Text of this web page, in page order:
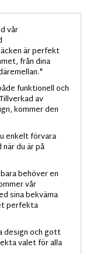
vår
är perfekt
från dina
funktionell och
av
kommer den
enkelt förvara
du är på
behöver en
vår
sina bekväma
perfekta
design och gott
valet för alla